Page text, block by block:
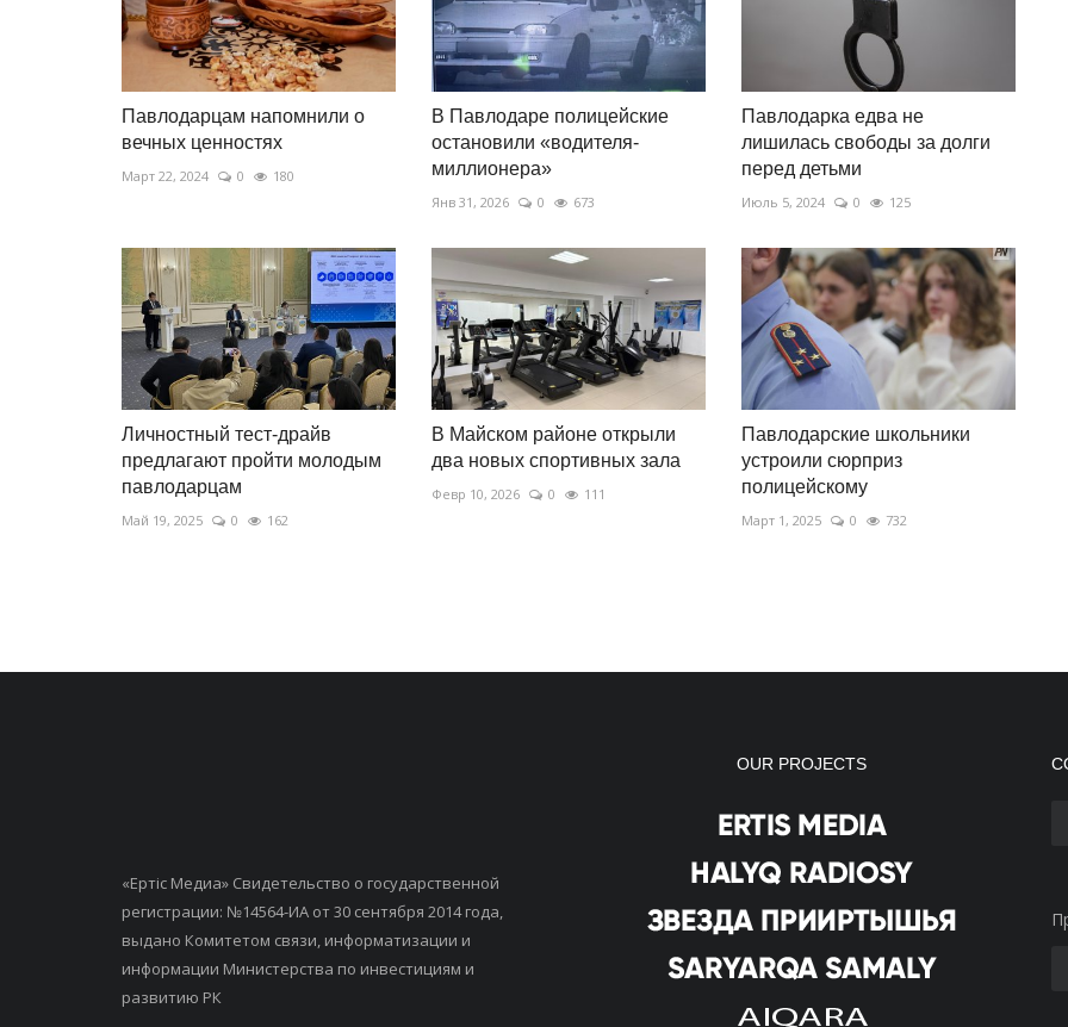
Павлодарцам напомнили о
вечных ценностях
Март 22, 2024 0 180
В Павлодаре полицейские
остановили «водителя-
миллионера»
Янв 31, 2026 0 673
Павлодарка едва не
лишилась свободы за долги
перед детьми
Июль 5, 2024 0 125
Личностный тест-драйв
предлагают пройти молодым
павлодарцам
Май 19, 2025 0 162
В Майском районе открыли
два новых спортивных зала
Февр 10, 2026 0 111
Павлодарские школьники
устроили сюрприз
полицейскому
Март 1, 2025 0 732
«Ертiс Медиа» Свидетельство о государственной
регистрации: №14564-ИА от 30 сентября 2014 года,
выдано Комитетом связи, информатизации и
информации Министерства по инвестициям и
развитию РК
OUR PROJECTS